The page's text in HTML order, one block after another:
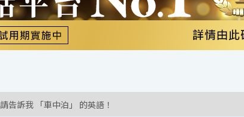
請告訴我 「車中泊」 的英語！